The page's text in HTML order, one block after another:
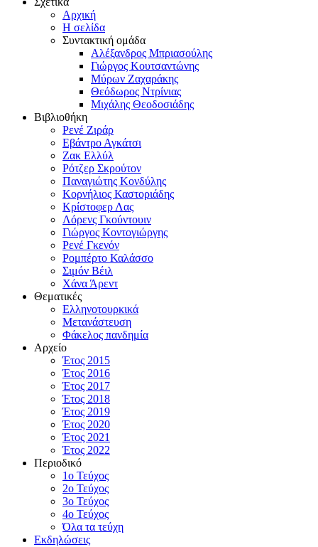
Αρχική
Η σελίδα
Συντακτική ομάδα
Αλέξανδρος Μπριασούλης
Γιώργος Κουτσαντώνης
Μύρων Ζαχαράκης
Θεόδωρος Ντρίνιας
Μιχάλης Θεοδοσιάδης
Βιβλιοθήκη
Ρενέ Ζιράρ
Εβάντρο Αγκάτσι
Ζακ Ελλύλ
Ρότζερ Σκρούτον
Παναγιώτης Κονδύλης
Κορνήλιος Καστοριάδης
Κρίστοφερ Λας
Λόρενς Γκούντουιν
Γιώργος Κοντογιώργης
Ρενέ Γκενόν
Ρομπέρτο Καλάσσο
Σιμόν Βέιλ
Χάνα Άρεντ
Θεματικές
Ελληνοτουρκικά
Μετανάστευση
Φάκελος πανδημία
Αρχείο
Έτος 2015
Έτος 2016
Έτος 2017
Έτος 2018
Έτος 2019
Έτος 2020
Έτος 2021
Έτος 2022
Περιοδικό
1ο Τεύχος
2ο Τεύχος
3ο Τεύχος
4o Τεύχος
Όλα τα τεύχη
Εκδηλώσεις